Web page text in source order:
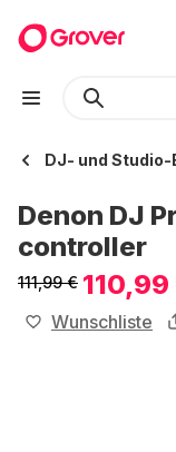
DJ- und
Denon DJ
controller
111,99 € 110,99
Wunschliste